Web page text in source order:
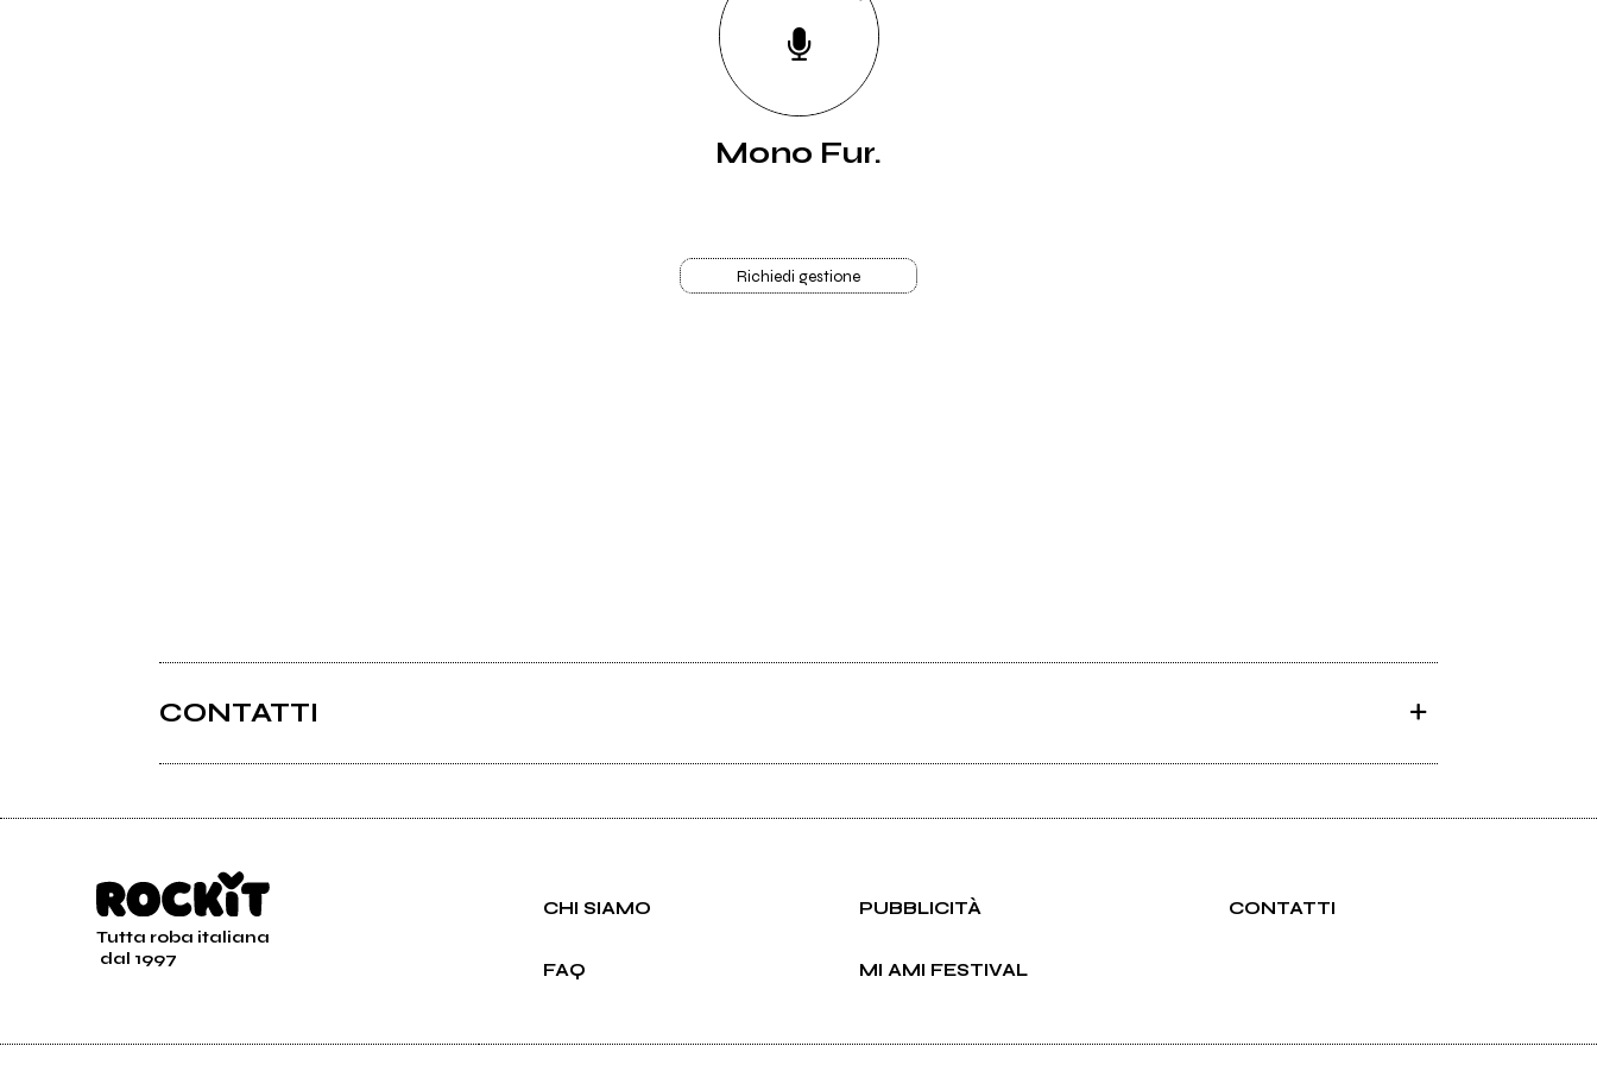
Mono Fur.
Richiedi gestione
CONTATTI
Tutta roba italiana
dal 1997
CHI SIAMO PUBBLICITÀ CONTATTI
FAQ MI AMI FESTIVAL